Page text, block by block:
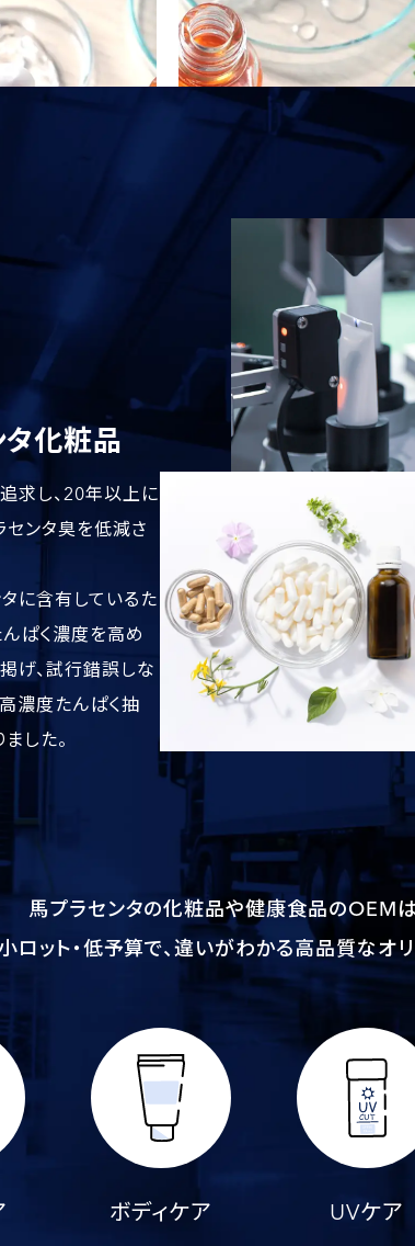
化粧品
求し、20年以上に
センタ臭を低減さ
に含有しているた
ぱく濃度を高め
げ、試行錯誤しな
濃度たんぱく抽
した。
馬プラセンタの化粧品や健康食品のOEMは
ロット・低予算で、違いがわかる高品質なオ
ボディケア UVケア